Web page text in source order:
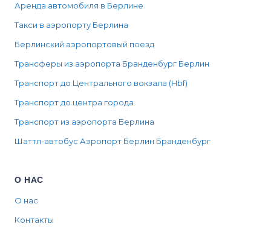
Аренда автомобиля в Берлине
Такси в аэропорту Берлина
Берлинский аэропортовый поезд
Трансферы из аэропорта Бранденбург Берлин
Транспорт до Центрального вокзала (Hbf)
Транспорт до центра города
Транспорт из аэропорта Берлина
Шаттл-автобус Аэропорт Берлин Бранденбург
О НАС
О нас
Контакты